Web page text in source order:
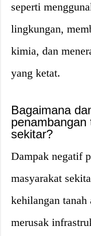
seperti
lingkungan,
kimia, dan
yang ketat.
Bagaimana
sekitar?
Dampak negatif
masyarakat
kehilangan tanah
merusak